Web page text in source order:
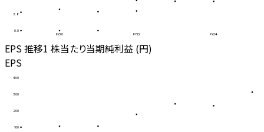
0.0
3.8
FY20 FY22 FY24
EPS 推移1 株当たり当期純利益 (円)
EPS
100
200
300
400